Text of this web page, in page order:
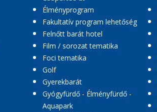
Élményprogram
Fakultatív program lehetőség
Felnőtt barát hotel
Film / sorozat tematika
Foci tematika
Golf
Gyerekbarát
Gyógyfürdő - Élményfürdő -
Aquapark